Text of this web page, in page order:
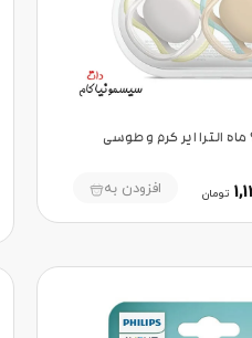
پستانک اونت 0 تا 6 ماه الترا ایر کرم و طوسی
تومان افزودن به